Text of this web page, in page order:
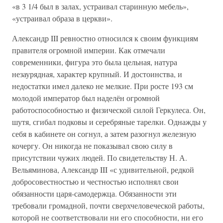
«в 3 1/4 был в залах, устраивал старинную мебель»,
«устраивал образа в церкви».
Александр III ревностно относился к своим функциям
правителя огромной империи. Как отмечали
современники, фигура это была цельная, натура
незаурядная, характер крупный. И достоинства, и
недостатки имел далеко не мелкие. При росте 193 см
молодой император был наделён огромной
работоспособностью и физической силой Геркулеса. Он,
шутя, сгибал подковы и серебряные тарелки. Однажды у
себя в кабинете он согнул, а затем разогнул железную
кочергу. Он никогда не показывал свою силу в
присутствии чужих людей. По свидетельству Н. А.
Вельяминова, Александр III «с удивительной, редкой
добросовестностью и честностью исполнял свои
обязанности царя-самодержца. Обязанности эти
требовали громадной, почти сверхчеловеческой работы,
которой не соответствовали ни его способности, ни его